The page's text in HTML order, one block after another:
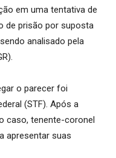
em uma tentativa de
de prisão por suposta
analisado pela
o parecer foi
(STF). Após a
caso, tenente-coronel
apresentar suas